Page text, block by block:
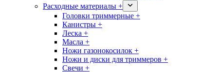
Расходные материалы +
Головки триммерные +
Канистры +
Леска +
Масла +
Ножи газонокосилок +
Ножи и диски для триммеров +
Свечи +